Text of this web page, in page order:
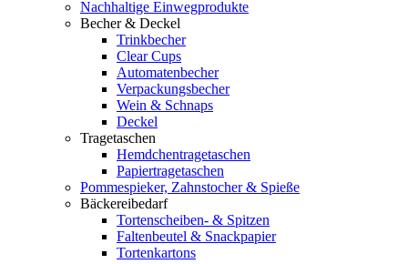
Nachhaltige Einwegprodukte
Becher & Deckel
Trinkbecher
Clear Cups
Automatenbecher
Verpackungsbecher
Wein & Schnaps
Deckel
Tragetaschen
Hemdchentragetaschen
Papiertragetaschen
Pommespieker, Zahnstocher & Spieße
Bäckereibedarf
Tortenscheiben- & Spitzen
Faltenbeutel & Snackpapier
Tortenkartons